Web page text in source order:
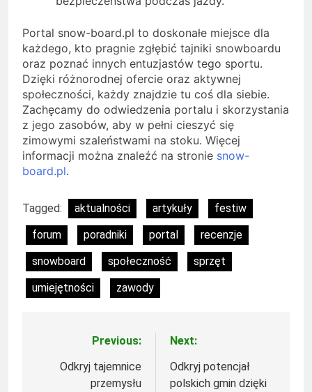
Portal snow-board.pl to doskonałe miejsce dla
każdego, kto pragnie zgłębić tajniki snowboardu
oraz poznać innych entuzjastów tego sportu.
Dzięki różnorodnej ofercie oraz aktywnej
społeczności, każdy znajdzie tu coś dla siebie.
Zachęcamy do odwiedzenia portalu i skorzystania
z jego zasobów, aby w pełni cieszyć się
zimowymi szaleństwami na stoku. Więcej
informacji można znaleźć na stronie snow-
board.pl.
Tagged: aktualności artykuły
festiw
forum
poradniki portal
recenzje
snowboard
społeczność
sprzęt
umiejętności
zawody
Nawigacja
wpisu
Previous:
Odkryj tajemnice
przemysłu
Next:
Odkryj potencjał
polskich gmin dzięki